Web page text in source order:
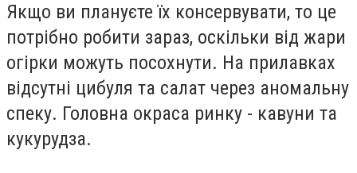
Якщо ви плануєте їх консервувати, то це
потрібно робити зараз, оскільки від жари
огірки можуть посохнути. На прилавках
відсутні цибуля та салат через аномальну
спеку. Головна окраса ринку - кавуни та
кукурудза.